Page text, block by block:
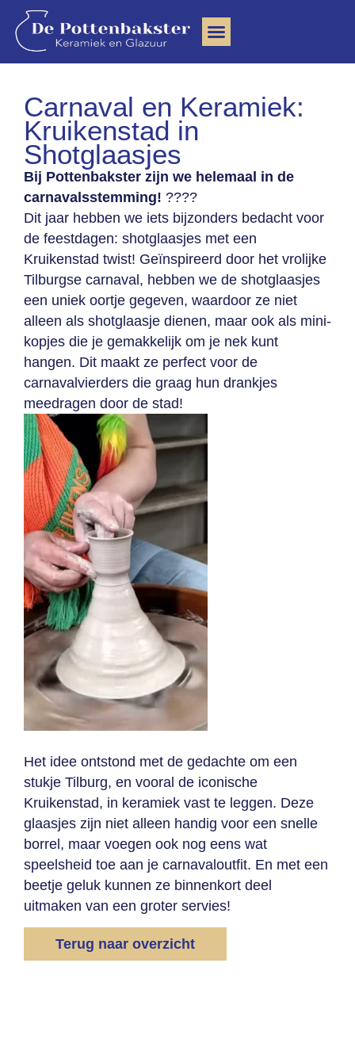
Carnaval en Keramiek:
Kruikenstad in
Shotglaasjes
Bij Pottenbakster zijn we helemaal in de
carnavalsstemming! ????
Dit jaar hebben we iets bijzonders bedacht voor
de feestdagen: shotglaasjes met een
Kruikenstad twist! Geïnspireerd door het vrolijke
Tilburgse carnaval, hebben we de shotglaasjes
een uniek oortje gegeven, waardoor ze niet
alleen als shotglaasje dienen, maar ook als mini-
kopjes die je gemakkelijk om je nek kunt
hangen. Dit maakt ze perfect voor de
carnavalvierders die graag hun drankjes
meedragen door de stad!
Het idee ontstond met de gedachte om een
stukje Tilburg, en vooral de iconische
Kruikenstad, in keramiek vast te leggen. Deze
glaasjes zijn niet alleen handig voor een snelle
borrel, maar voegen ook nog eens wat
speelsheid toe aan je carnavaloutfit. En met een
beetje geluk kunnen ze binnenkort deel
uitmaken van een groter servies!
Terug naar overzicht